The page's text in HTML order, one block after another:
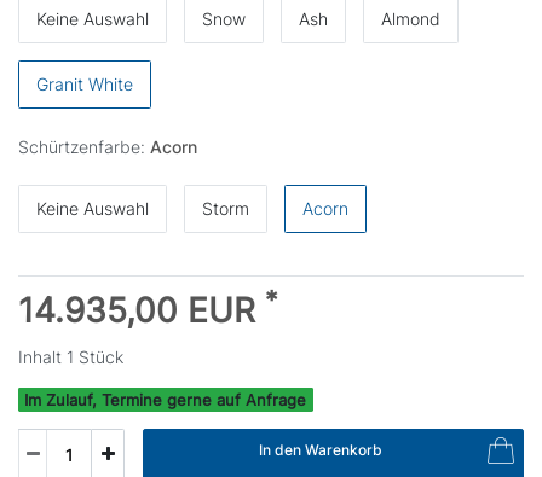
Keine Auswahl Snow Ash Almond
Granit White
Schürtzenfarbe: Acorn
Keine Auswahl Storm Acorn
14.935,00 EUR *
Inhalt 1 Stück
Im Zulauf, Termine gerne auf Anfrage
In den Warenkorb